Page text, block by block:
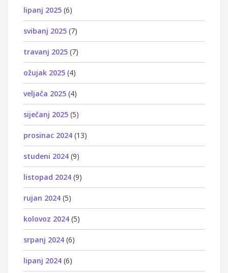
lipanj 2025 (6)
svibanj 2025 (7)
travanj 2025 (7)
ožujak 2025 (4)
veljača 2025 (4)
siječanj 2025 (5)
prosinac 2024 (13)
studeni 2024 (9)
listopad 2024 (9)
rujan 2024 (5)
kolovoz 2024 (5)
srpanj 2024 (6)
lipanj 2024 (6)